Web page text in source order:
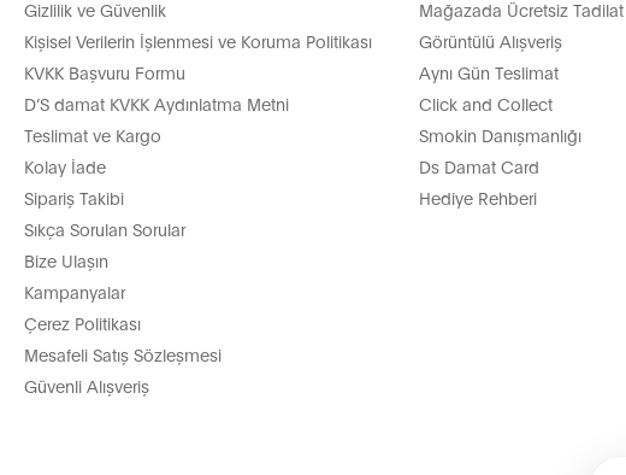
Gizlilik ve Güvenlik
Kişisel Verilerin İşlenmesi ve Koruma Politikası
KVKK Başvuru Formu
D’S damat KVKK Aydınlatma Metni
Teslimat ve Kargo
Kolay İade
Sipariş Takibi
Sıkça Sorulan Sorular
Bize Ulaşın
Kampanyalar
Çerez Politikası
Mesafeli Satış Sözleşmesi
Güvenli Alışveriş
Mağazada Ücretsiz Tadilat
Görüntülü Alışveriş
Aynı Gün Teslimat
Click and Collect
Smokin Danışmanlığı
Ds Damat Card
Hediye Rehberi